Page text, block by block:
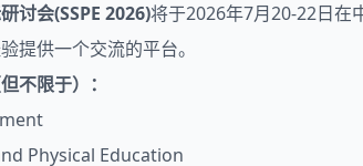
讨会(SSPE 2026)将于2026年7月20-22日在
提供一个交流的平台。
不限于）：
Physical Education